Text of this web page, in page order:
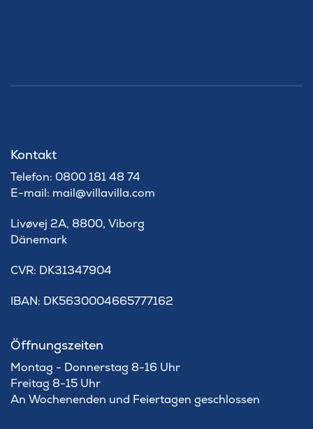
Kontakt
Telefon: 0800 181 48 74
E-mail: mail@villavilla.com
Livøvej 2A, 8800, Viborg
Dänemark
​CVR: DK31347904
IBAN: DK5630004665777162
Öffnungszeiten
Montag - Donnerstag 8-16 Uhr
Freitag 8-15 Uhr
An Wochenenden und Feiertagen geschlossen